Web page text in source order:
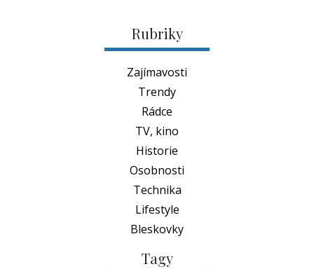
Rubriky
Zajímavosti
Trendy
Rádce
TV, kino
Historie
Osobnosti
Technika
Lifestyle
Bleskovky
Tagy